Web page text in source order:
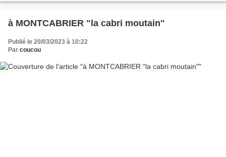
à MONTCABRIER "la cabri moutain"
Publié le 20/03/2023 à 10:22
Par coucou